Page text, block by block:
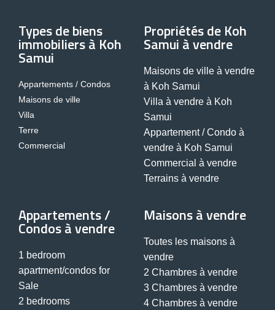
Types de biens
immobiliers à Koh
Samui
Appartements / Condos
Maisons de ville
Villa
Terre
Commercial
Propriétés de Koh
Samui à vendre
Maisons de ville à vendre
à Koh Samui
Villa à vendre à Koh
Samui
Appartement / Condo à
vendre à Koh Samui
Commercial à vendre
Terrains à vendre
Appartements /
Condos à vendre
1 bedroom
apartment/condos for
Sale
2 bedrooms
Maisons à vendre
Toutes les maisons à
vendre
2 Chambres à vendre
3 Chambres à vendre
4 Chambres à vendre